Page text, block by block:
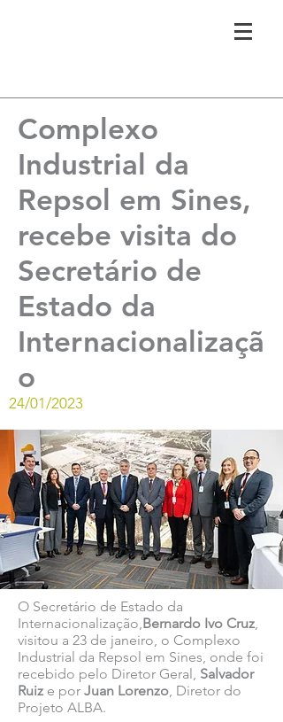
Complexo
Industrial da
Repsol em Sines,
recebe visita do
Secretário de
Estado da
Internacionalizaçã
o
24/01/2023
O Secretário de Estado da
Internacionalização,Bernardo Ivo Cruz,
visitou a 23 de janeiro, o Complexo
Industrial da Repsol em Sines, onde foi
recebido pelo Diretor Geral, Salvador
Ruiz e por Juan Lorenzo, Diretor do
Projeto ALBA.